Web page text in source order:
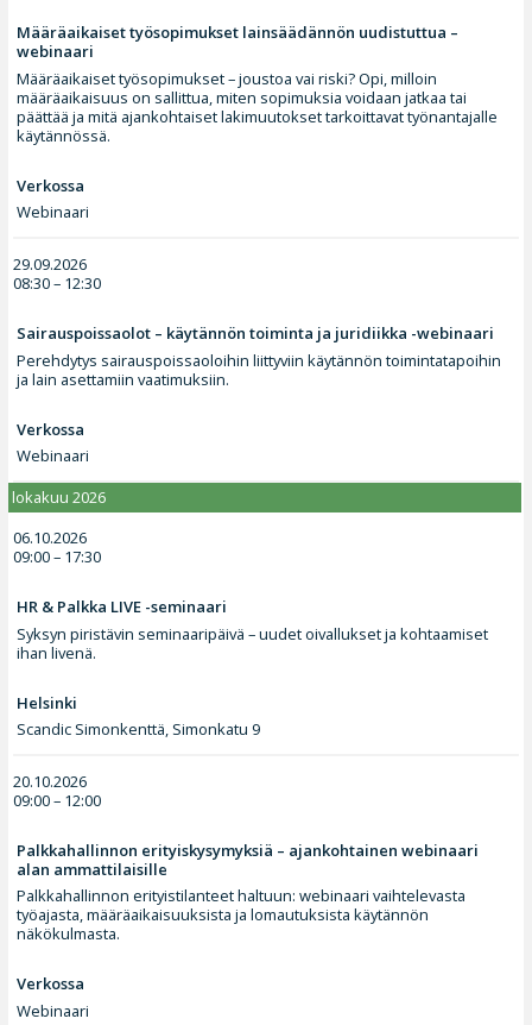
Määräaikaiset työsopimukset lainsäädännön uudistuttua –
webinaari
Määräaikaiset työsopimukset – joustoa vai riski? Opi, milloin
määräaikaisuus on sallittua, miten sopimuksia voidaan jatkaa tai
päättää ja mitä ajankohtaiset lakimuutokset tarkoittavat työnantajalle
käytännössä.
Verkossa
Webinaari
29.09.2026
08:30 – 12:30
Sairauspoissaolot – käytännön toiminta ja juridiikka -webinaari
Perehdytys sairauspoissaoloihin liittyviin käytännön toimintatapoihin
ja lain asettamiin vaatimuksiin.
Verkossa
Webinaari
lokakuu 2026
06.10.2026
09:00 – 17:30
HR & Palkka LIVE -seminaari
Syksyn piristävin seminaaripäivä – uudet oivallukset ja kohtaamiset
ihan livenä.
Helsinki
Scandic Simonkenttä, Simonkatu 9
20.10.2026
09:00 – 12:00
Palkkahallinnon erityiskysymyksiä – ajankohtainen webinaari
alan ammattilaisille
Palkkahallinnon erityistilanteet haltuun: webinaari vaihtelevasta
työajasta, määräaikaisuuksista ja lomautuksista käytännön
näkökulmasta.
Verkossa
Webinaari